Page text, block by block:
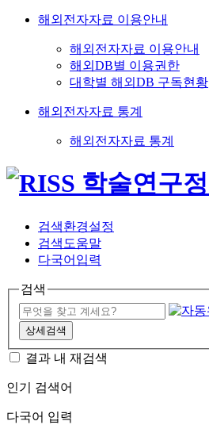
해외전자자료 이용안내
해외전자자료 이용안내
해외DB별 이용권한
대학별 해외DB 구독현황
해외전자자료 통계
해외전자자료 통계
검색환경설정
검색도움말
다국어입력
검색
상세검색
결과 내 재검색
인기 검색어
다국어 입력